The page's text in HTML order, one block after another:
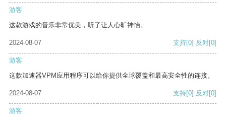
游客
这款游戏的音乐非常优美，听了让人心旷神怡。
2024-08-07 支持[0] 反对[0]
游客
这款加速器VPM应用程序可以给你提供全球覆盖和最高安全性的连接。
2024-08-07 支持[0] 反对[0]
游客